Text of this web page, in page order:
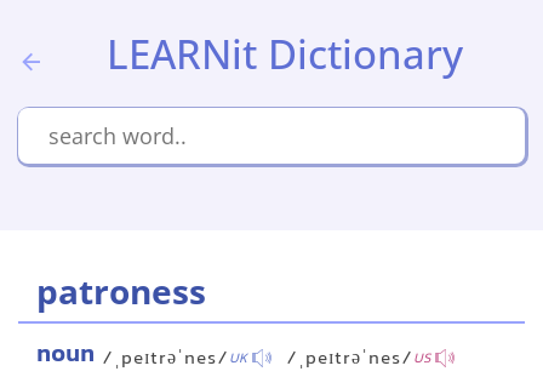
LEARNit Dictionary
patroness
noun /ˌpeɪtrəˈnes/UK /ˌpeɪtrəˈnes/US